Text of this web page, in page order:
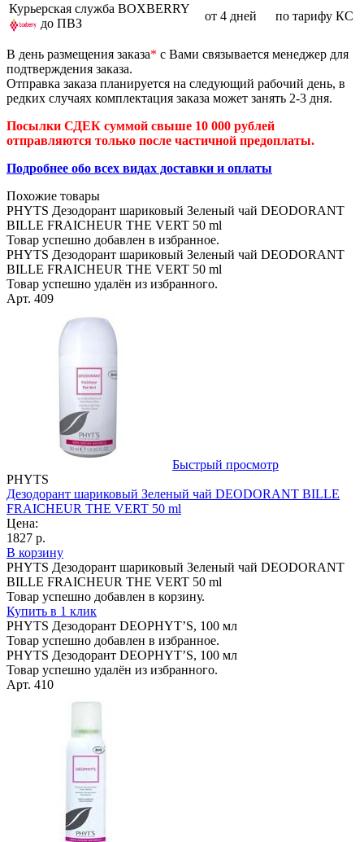
Курьерская служба BOXBERRY
до ПВЗ
от 4 дней по тарифу КС
В день размещения заказа* с Вами связывается менеджер для
подтверждения заказа.
Отправка заказа планируется на следующий рабочий день, в
редких случаях комплектация заказа может занять 2-3 дня.
Посылки СДЕК суммой свыше 10 000 рублей
отправляются только после частичной предоплаты.
Подробнее обо всех видах доставки и оплаты
Похожие товары
PHYTS Дезодорант шариковый Зеленый чай DEODORANT
BILLE FRAICHEUR THE VERT 50 ml
Товар успешно добавлен в избранное.
PHYTS Дезодорант шариковый Зеленый чай DEODORANT
BILLE FRAICHEUR THE VERT 50 ml
Товар успешно удалён из избранного.
Арт. 409
Быстрый просмотр
PHYTS
Дезодорант шариковый Зеленый чай DEODORANT BILLE
FRAICHEUR THE VERT 50 ml
Цена:
1827 р.
В корзину
PHYTS Дезодорант шариковый Зеленый чай DEODORANT
BILLE FRAICHEUR THE VERT 50 ml
Товар успешно добавлен в корзину.
Купить в 1 клик
PHYTS Дезодорант DEOPHYT’S, 100 мл
Товар успешно добавлен в избранное.
PHYTS Дезодорант DEOPHYT’S, 100 мл
Товар успешно удалён из избранного.
Арт. 410